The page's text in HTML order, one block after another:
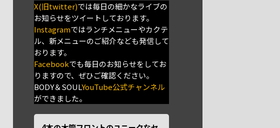
X(旧twitter)では毎日の細かなライブの
お知らせをツイートしております。
Instagramではランチメニューやカクテ
ル、新メニューのご紹介なども発信して
おります。
Facebookでも毎日のお知らせをしてお
りますので、ぜひご確認ください。
BODY＆SOULYouTube公式チャンネル
ができました。